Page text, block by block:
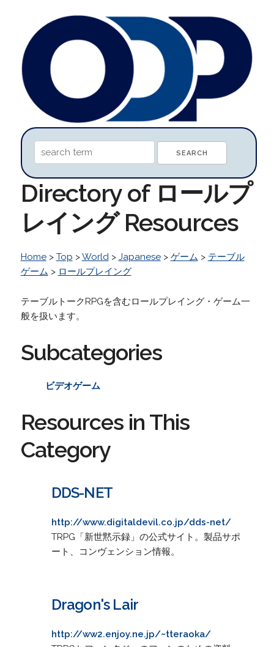
Directory of ロールプ
レイング Resources
Home> Top >World> Japanese> ゲーム > テーブル
ゲーム > ロールプレイング
テーブルトークRPGを含むロールプレイング・ゲーム一
般を扱います。
Subcategories
ビデオゲーム
Resources in This
Category
DDS-NET
http://www.digitaldevil.co.jp/dds-net/
TRPG「新世黙示録」の公式サイト。製品サポ
ート、コンヴェンション情報。
Dragon's Lair
http://ww2.enjoy.ne.jp/~tteraoka/